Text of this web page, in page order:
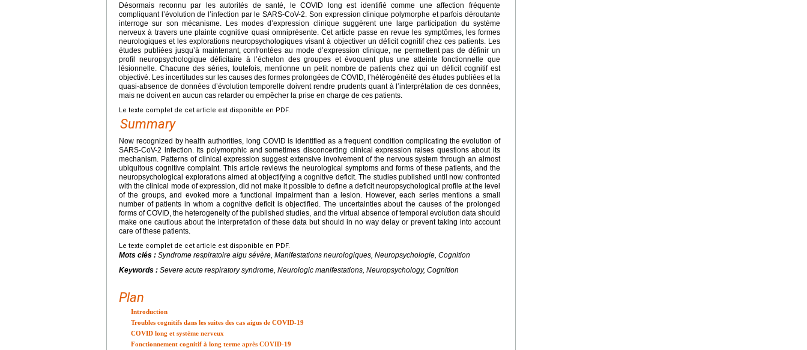
Désormais reconnu par les autorités de santé, le COVID long est identifié comme une affection fréquente
compliquant l’évolution de l’infection par le SARS-CoV-2. Son expression clinique polymorphe et parfois déroutante
interroge sur son mécanisme. Les modes d’expression clinique suggèrent une large participation du système
nerveux à travers une plainte cognitive quasi omniprésente. Cet article passe en revue les symptômes, les formes
neurologiques et les explorations neuropsychologiques visant à objectiver un déficit cognitif chez ces patients. Les
études publiées jusqu’à maintenant, confrontées au mode d’expression clinique, ne permettent pas de définir un
profil neuropsychologique déficitaire à l’échelon des groupes et évoquent plus une atteinte fonctionnelle que
lésionnelle. Chacune des séries, toutefois, mentionne un petit nombre de patients chez qui un déficit cognitif est
objectivé. Les incertitudes sur les causes des formes prolongées de COVID, l’hétérogénéité des études publiées et la
quasi-absence de données d’évolution temporelle doivent rendre prudents quant à l’interprétation de ces données,
mais ne doivent en aucun cas retarder ou empêcher la prise en charge de ces patients.
Le texte complet de cet article est disponible en PDF.
Summary
Now recognized by health authorities, long COVID is identified as a frequent condition complicating the evolution of
SARS-CoV-2 infection. Its polymorphic and sometimes disconcerting clinical expression raises questions about its
mechanism. Patterns of clinical expression suggest extensive involvement of the nervous system through an almost
ubiquitous cognitive complaint. This article reviews the neurological symptoms and forms of these patients, and the
neuropsychological explorations aimed at objectifying a cognitive deficit. The studies published until now confronted
with the clinical mode of expression, did not make it possible to define a deficit neuropsychological profile at the level
of the groups, and evoked more a functional impairment than a lesion. However, each series mentions a small
number of patients in whom a cognitive deficit is objectified. The uncertainties about the causes of the prolonged
forms of COVID, the heterogeneity of the published studies, and the virtual absence of temporal evolution data should
make one cautious about the interpretation of these data but should in no way delay or prevent taking into account
care of these patients.
Le texte complet de cet article est disponible en PDF.
Mots clés : Syndrome respiratoire aigu sévère, Manifestations neurologiques, Neuropsychologie, Cognition
Keywords : Severe acute respiratory syndrome, Neurologic manifestations, Neuropsychology, Cognition
Plan
Introduction
Troubles cognitifs dans les suites des cas aigus de COVID-19
COVID long et système nerveux
Fonctionnement cognitif à long terme après COVID-19